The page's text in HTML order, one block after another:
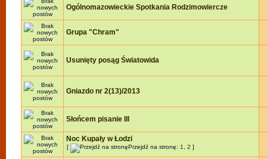
Ogólnomazowieckie Spotkania Rodzimowiercze
Grupa "Chram"
Usunięty posąg Światowida
Gniazdo nr 2(13)/2013
Słońcem pisanie III
Noc Kupały w Łodzi
[ Przejdź na stronę: 1 2 ]